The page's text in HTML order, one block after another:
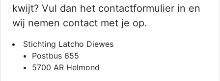
kwijt? Vul dan het contactformulier in en
wij nemen contact met je op.
Stichting Latcho Diewes
Postbus 655
5700 AR Helmond